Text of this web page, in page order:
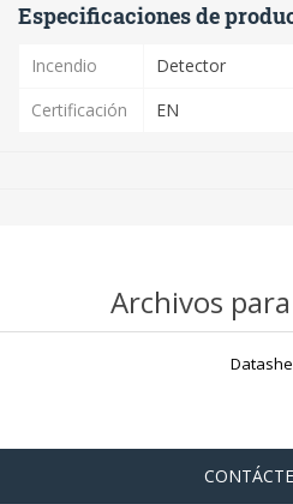
Especificaciones de
Incendio
Detector
Certificación
EN
Archivos